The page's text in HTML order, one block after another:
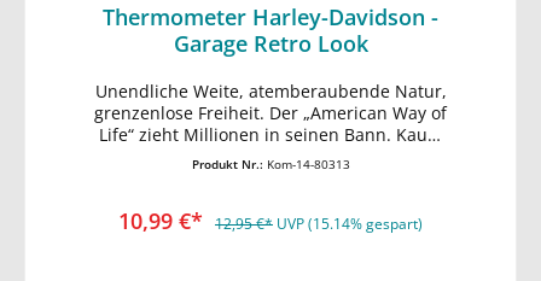
Thermometer Harley-Davidson -
Garage Retro Look
Unendliche Weite, atemberaubende Natur,
grenzenlose Freiheit. Der „American Way of
Life“ zieht Millionen in seinen Bann. Kaum
eine Marke verkörpert diesen Mythos so
Fonda und Dennis Hopper verlieh der
Produkt Nr.: Kom-14-80313
10,99 €* 12,95 €* UVP (15.14% gespart)
In den Warenkorb